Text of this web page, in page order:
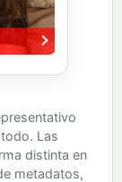
Las
distinta en
metadatos,